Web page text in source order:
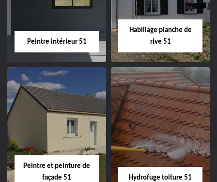
façade 51
Peintre intérieur 51
Peintre intérieur
Habillage planche de
rive 51
Habillage planche
de rive 51
Peintre et peinture de
façade 51
Hydrofuge toiture 51